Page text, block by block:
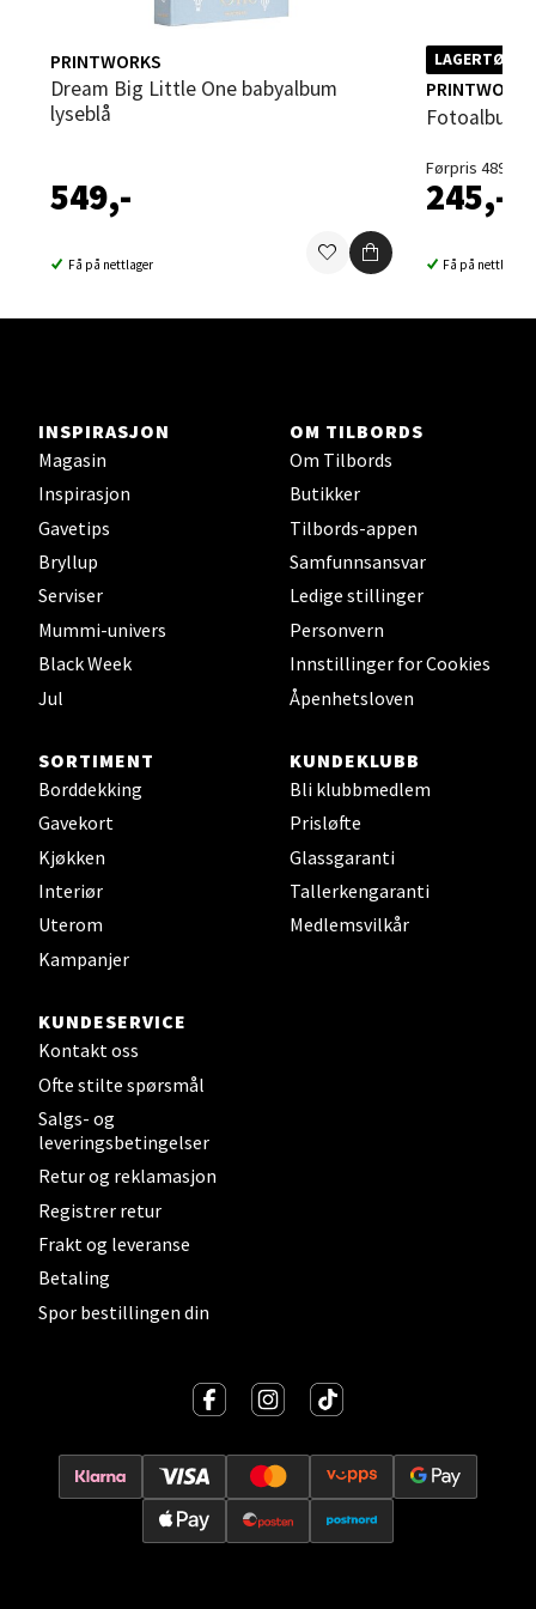
PRINTWORKS
Dream Big Little One babyalbum
lyseblå
549,-
Få på nettlager
PRINTWORKS
Fotoalbum
Førpris 489,-
245,-
Få på nettlager
INSPIRASJON
Magasin
Inspirasjon
Gavetips
Bryllup
Serviser
Mummi-univers
Black Week
Jul
OM TILBORDS
Om Tilbords
Butikker
Tilbords-appen
Samfunnsansvar
Ledige stillinger
Personvern
Innstillinger for Cookies
Åpenhetsloven
SORTIMENT
Borddekking
Gavekort
Kjøkken
Interiør
Uterom
Kampanjer
KUNDEKLUBB
Bli klubbmedlem
Prisløfte
Glassgaranti
Tallerkengaranti
Medlemsvilkår
KUNDESERVICE
Kontakt oss
Ofte stilte spørsmål
Salgs- og
leveringsbetingelser
Retur og reklamasjon
Registrer retur
Frakt og leveranse
Betaling
Spor bestillingen din
Åpent i dag 10-19
0 i butikk
Velg
Leirvik - Stord
Torgbakken 2, 5401 Stord
Velg
Oslo - Thon Senter Storo
Vitaminveien 7 - 9, 0485 Oslo
0 i butikk
Lillehammer - Strandtorget
Åpent i dag 09-20
Strømmen - Thon Senter Strømmen